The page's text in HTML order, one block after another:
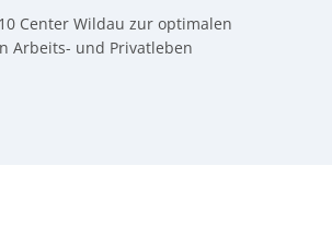
Center Wildau zur optimalen
Arbeits- und Privatleben